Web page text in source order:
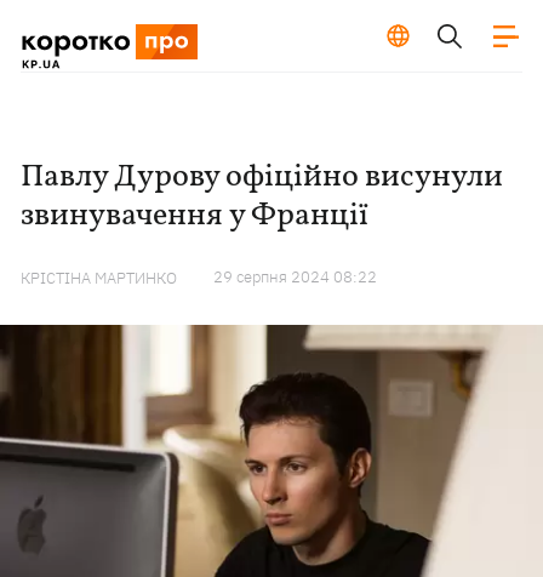
Павлу Дурову офіційно висунули
звинувачення у Франції
КРІСТІНА МАРТИНКО 29 серпня 2024 08:22